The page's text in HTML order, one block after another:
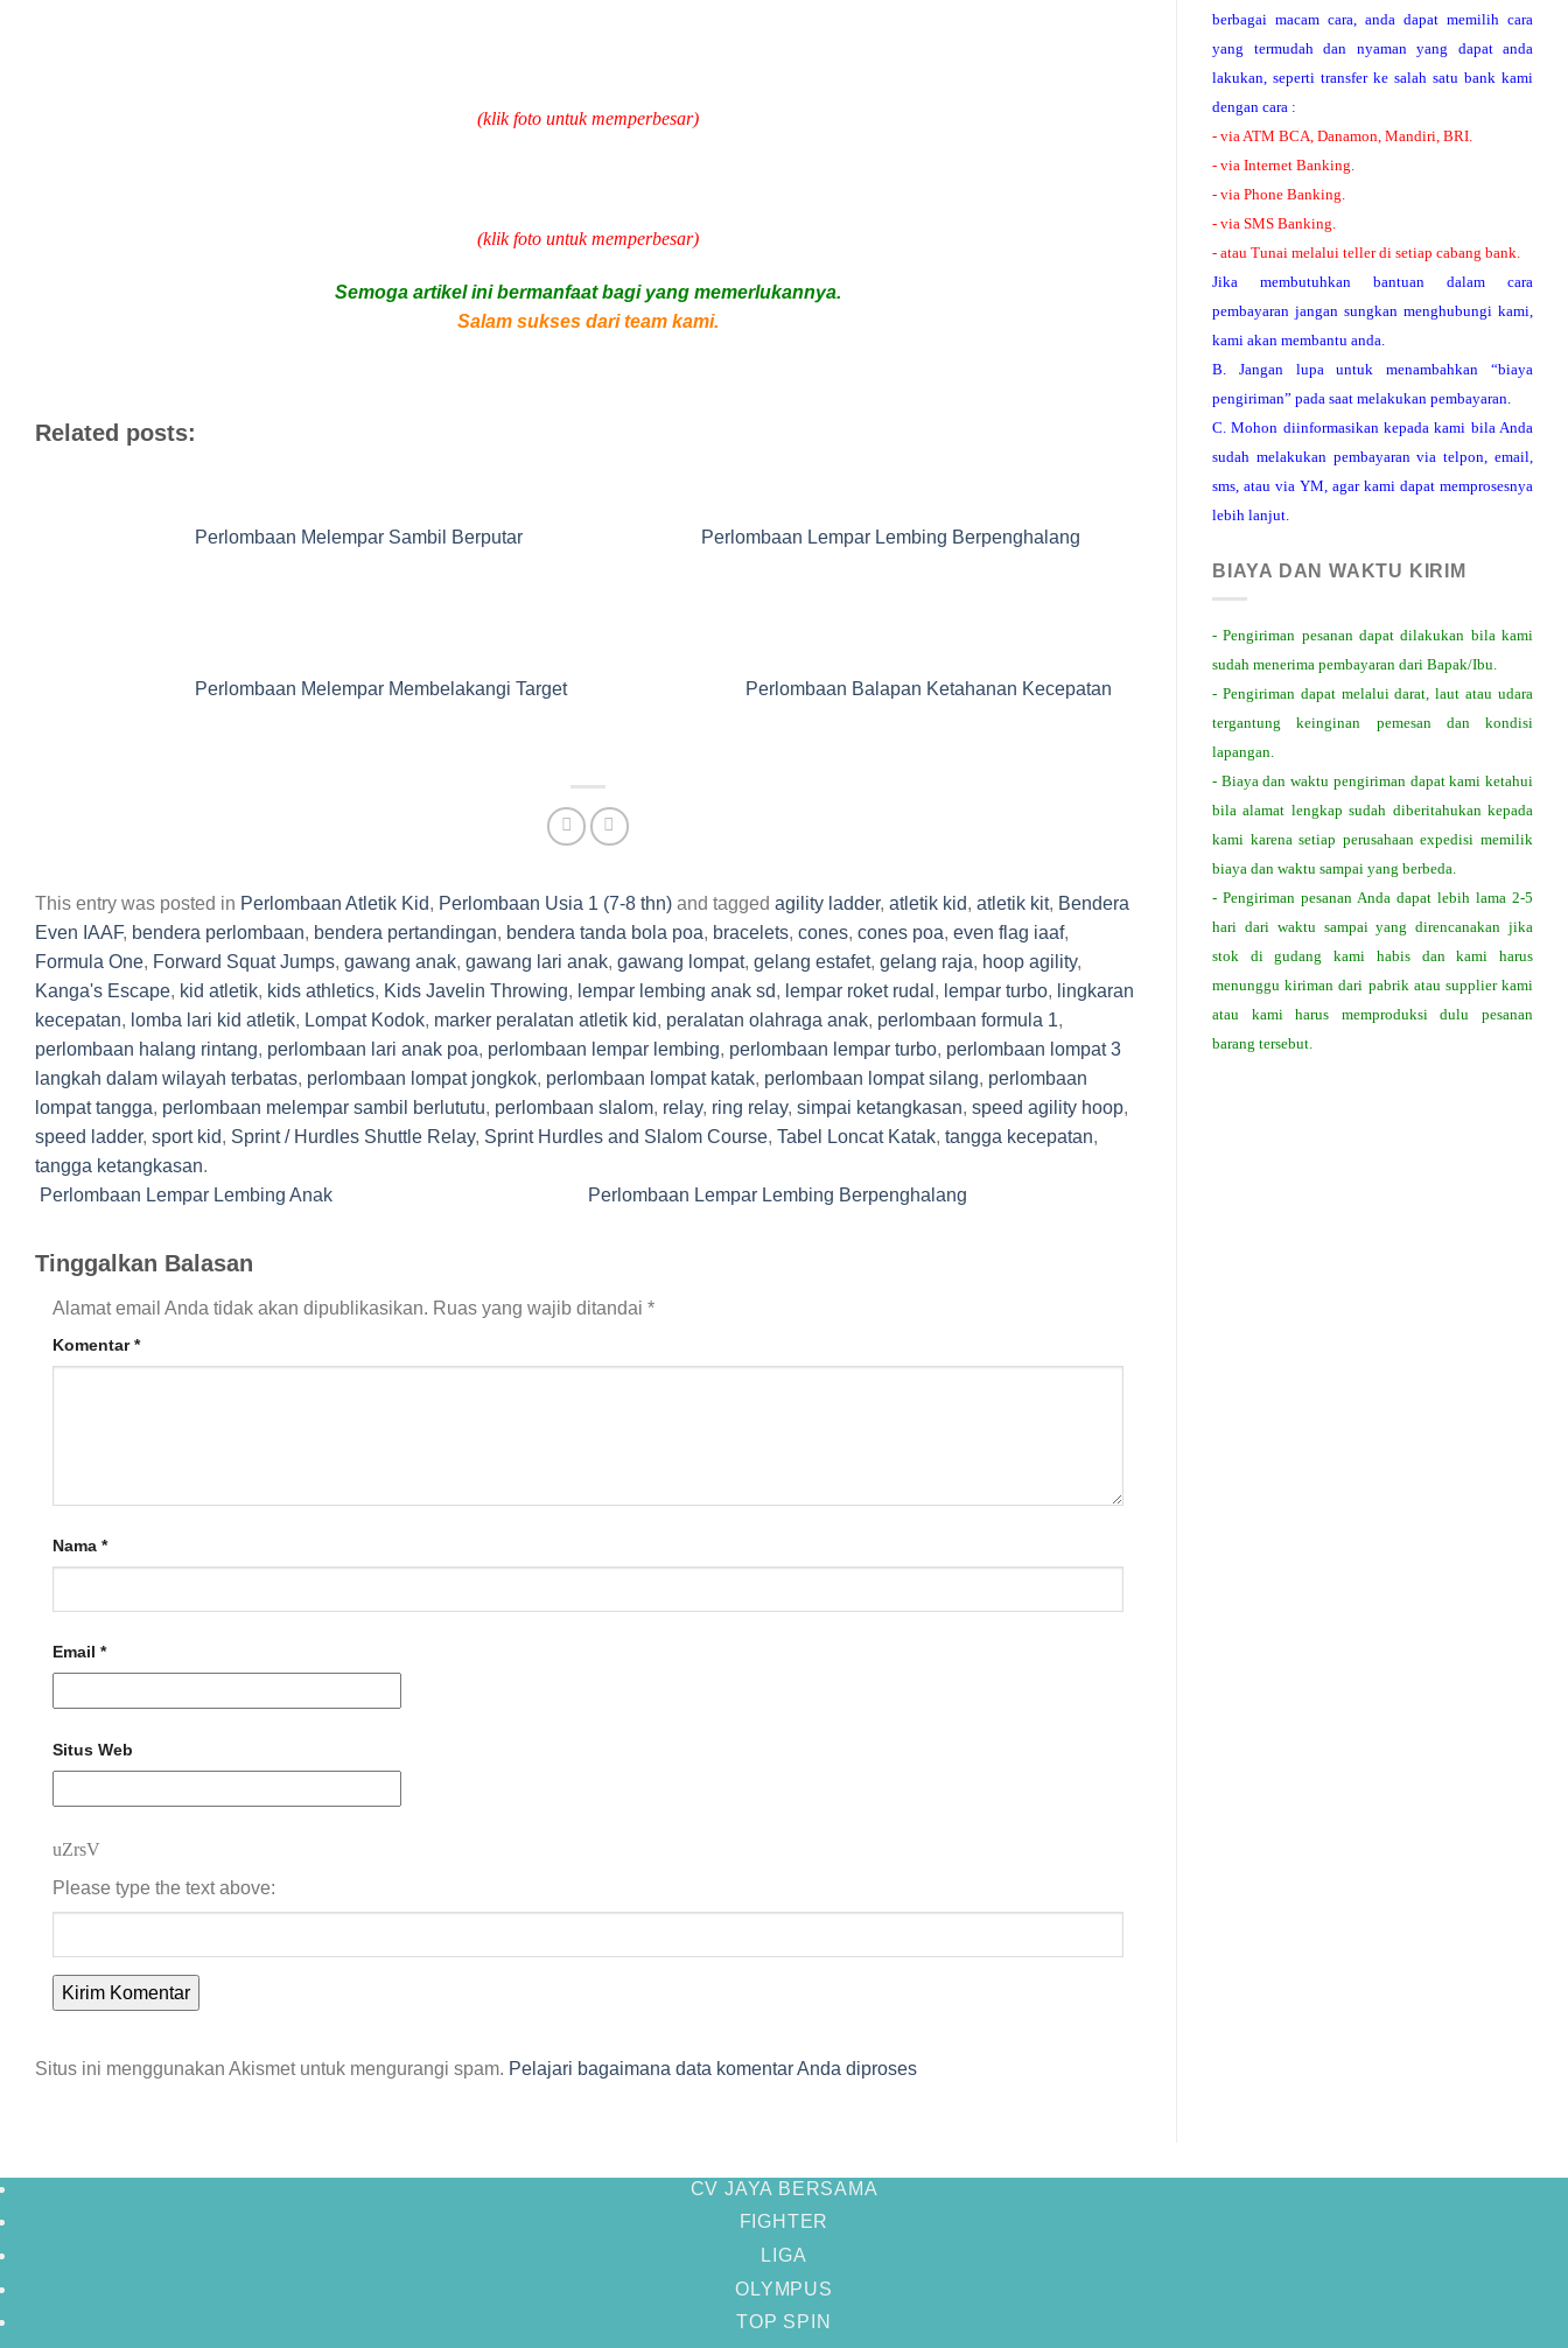
(klik foto untuk memperbesar)
(klik foto untuk memperbesar)
Semoga artikel ini bermanfaat bagi yang memerlukannya.
Salam sukses dari team kami.
Related posts:
Perlombaan Melempar Sambil Berputar Perlombaan Lempar Lembing Berpenghalang
Perlombaan Melempar Membelakangi Target Perlombaan Balapan Ketahanan Kecepatan
This entry was posted in Perlombaan Atletik Kid, Perlombaan Usia 1 (7-8 thn) and tagged agility ladder, atletik kid, atletik kit, Bendera
Even IAAF, bendera perlombaan, bendera pertandingan, bendera tanda bola poa, bracelets, cones, cones poa, even flag iaaf,
Formula One, Forward Squat Jumps, gawang anak, gawang lari anak, gawang lompat, gelang estafet, gelang raja, hoop agility,
Kanga's Escape, kid atletik, kids athletics, Kids Javelin Throwing, lempar lembing anak sd, lempar roket rudal , lempar turbo, lingkaran
kecepatan, lomba lari kid atletik, Lompat Kodok, marker peralatan atletik kid, peralatan olahraga anak, perlombaan formula 1,
perlombaan halang rintang, perlombaan lari anak poa, perlombaan lempar lembing, perlombaan lempar turbo, perlombaan lompat 3
langkah dalam wilayah terbatas, perlombaan lompat jongkok, perlombaan lompat katak, perlombaan lompat silang, perlombaan
lompat tangga, perlombaan melempar sambil berlututu, perlombaan slalom, relay, ring relay, simpai ketangkasan, speed agility hoop,
speed ladder, sport kid, Sprint / Hurdles Shuttle Relay, Sprint Hurdles and Slalom Course, Tabel Loncat Katak, tangga kecepatan,
tangga ketangkasan.
Perlombaan Lempar Lembing Anak
Perlombaan Lempar Lembing Berpenghalang
Tinggalkan Balasan
Alamat email Anda tidak akan dipublikasikan. Ruas yang wajib ditandai *
Komentar*
Nama *
Email *
Situs Web
uZrsV
Please type the text above:
Situs ini menggunakan Akismet untuk mengurangi spam. Pelajari bagaimana data komentar Anda diproses
berbagai macam cara, anda dapat memilih cara
yang termudah dan nyaman yang dapat anda
lakukan, seperti transfer ke salah satu bank kami
dengan cara :
- via ATM BCA, Danamon, Mandiri, BRI.
- via Internet Banking.
- via Phone Banking.
- via SMS Banking.
- atau Tunai melalui teller di setiap cabang bank.
Jika membutuhkan bantuan dalam cara
pembayaran jangan sungkan menghubungi kami,
kami akan membantu anda.
B. Jangan lupa untuk menambahkan “biaya
pengiriman” pada saat melakukan pembayaran.
C. Mohon diinformasikan kepada kami bila Anda
sudah melakukan pembayaran via telpon, email,
sms, atau via YM, agar kami dapat memprosesnya
lebih lanjut.
BIAYA DAN WAKTU KIRIM
- Pengiriman pesanan dapat dilakukan bila kami
sudah menerima pembayaran dari Bapak/Ibu.
- Pengiriman dapat melalui darat, laut atau udara
tergantung keinginan pemesan dan kondisi
lapangan.
- Biaya dan waktu pengiriman dapat kami ketahui
bila alamat lengkap sudah diberitahukan kepada
kami karena setiap perusahaan expedisi memilik
biaya dan waktu sampai yang berbeda.
- Pengiriman pesanan Anda dapat lebih lama 2-5
hari dari waktu sampai yang direncanakan jika
stok di gudang kami habis dan kami harus
menunggu kiriman dari pabrik atau supplier kami
atau kami harus memproduksi dulu pesanan
barang tersebut.
CV JAYA BERSAMA
FIGHTER
LIGA
OLYMPUS
TOP SPIN